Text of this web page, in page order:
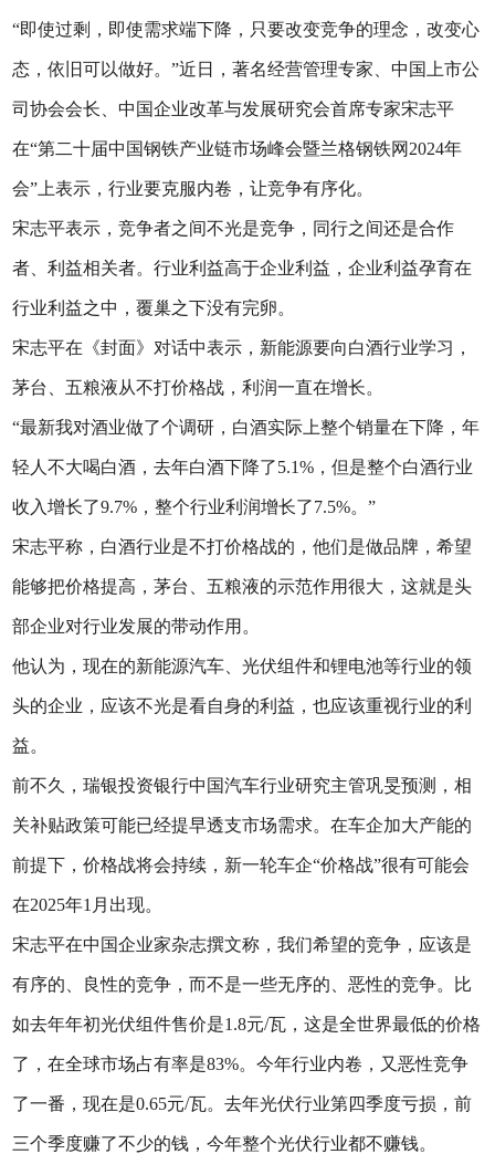
“即使过剩，即使需求端下降，只要改变竞争的理念，改变心
态，依旧可以做好。”近日，著名经营管理专家、中国上市公
司协会会长、中国企业改革与发展研究会首席专家宋志平
在“第二十届中国钢铁产业链市场峰会暨兰格钢铁网2024年
会”上表示，行业要克服内卷，让竞争有序化。
宋志平表示，竞争者之间不光是竞争，同行之间还是合作
者、利益相关者。行业利益高于企业利益，企业利益孕育在
行业利益之中，覆巢之下没有完卵。
宋志平在《封面》对话中表示，新能源要向白酒行业学习，
茅台、五粮液从不打价格战，利润一直在增长。
“最新我对酒业做了个调研，白酒实际上整个销量在下降，年
轻人不大喝白酒，去年白酒下降了5.1%，但是整个白酒行业
收入增长了9.7%，整个行业利润增长了7.5%。”
宋志平称，白酒行业是不打价格战的，他们是做品牌，希望
能够把价格提高，茅台、五粮液的示范作用很大，这就是头
部企业对行业发展的带动作用。
他认为，现在的新能源汽车、光伏组件和锂电池等行业的领
头的企业，应该不光是看自身的利益，也应该重视行业的利
益。
前不久，瑞银投资银行中国汽车行业研究主管巩旻预测，相
关补贴政策可能已经提早透支市场需求。在车企加大产能的
前提下，价格战将会持续，新一轮车企“价格战”很有可能会
在2025年1月出现。
宋志平在中国企业家杂志撰文称，我们希望的竞争，应该是
有序的、良性的竞争，而不是一些无序的、恶性的竞争。比
如去年年初光伏组件售价是1.8元/瓦，这是全世界最低的价格
了，在全球市场占有率是83%。今年行业内卷，又恶性竞争
了一番，现在是0.65元/瓦。去年光伏行业第四季度亏损，前
三个季度赚了不少的钱，今年整个光伏行业都不赚钱。